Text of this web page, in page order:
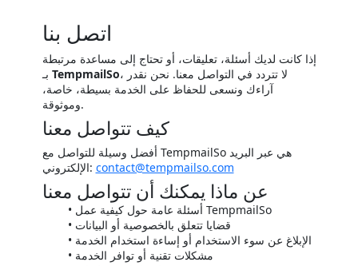
اتصل بنا
إذا كانت لديك أسئلة، تعليقات، أو تحتاج إلى مساعدة مرتبطة
TempmailSo، لا تتردد في التواصل معنا. نحن نقدر
آراءك ونسعى للحفاظ على الخدمة بسيطة، خاصة،
وموثوقة.
كيف تتواصل معنا
أفضل وسيلة للتواصل مع TempmailSo هي عبر البريد
الإلكتروني: contact@tempmailso.com
عن ماذا يمكنك أن تتواصل معنا
أسئلة عامة حول كيفية عمل TempmailSo
قضايا تتعلق بالخصوصية أو البيانات
الإبلاغ عن سوء الاستخدام أو إساءة استخدام الخدمة
مشكلات تقنية أو توافر الخدمة